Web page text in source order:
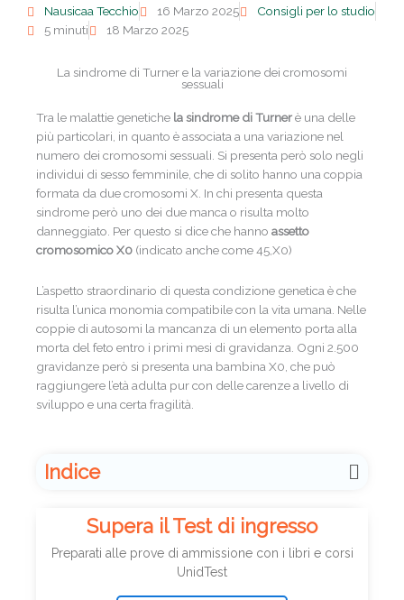
Nausicaa Tecchio 16 Marzo 2025
Consigli per lo studio
5 minuti
18 Marzo 2025
La sindrome di Turner e la variazione dei cromosomi
sessuali
Tra le malattie genetiche la sindrome di Turnerè una delle
più particolari, in quanto è associata a una variazione nel
numero dei cromosomi sessuali. Si presenta però solo negli
individui di sesso femminile, che di solito hanno una coppia
formata da due cromosomi X. In chi presenta questa
sindrome però uno dei due manca o risulta molto
danneggiato. Per questo si dice che hanno assetto
cromosomico X0 (indicato anche come 45,X0)
L’aspetto straordinario di questa condizione genetica è che
risulta l’unica monomia compatibile con la vita umana. Nelle
coppie di autosomi la mancanza di un elemento porta alla
morta del feto entro i primi mesi di gravidanza. Ogni 2.500
gravidanze però si presenta una bambina X0, che può
raggiungere l’età adulta pur con delle carenze a livello di
sviluppo e una certa fragilità.
Indice
Supera il Test di ingresso
Preparati alle prove di ammissione con i libri e corsi
UnidTest